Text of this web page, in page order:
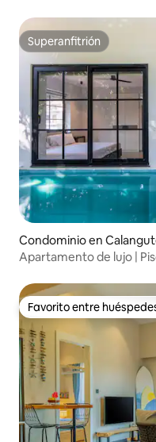
Superanfitrión
Superanfitrión
Condominio en
Apartamento de lujo |
Favorito entre
Favorito entre